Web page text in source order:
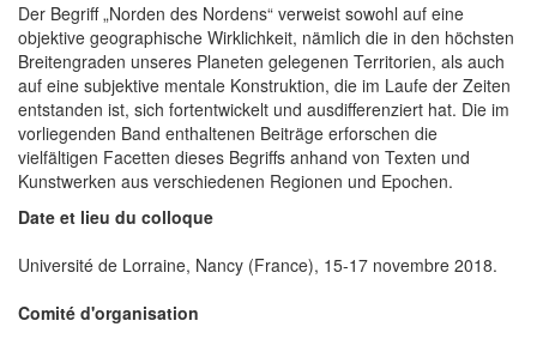
Der Begriff „Norden des Nordens“ verweist sowohl auf eine
objektive geographische Wirklichkeit, nämlich die in den höchsten
Breitengraden unseres Planeten gelegenen Territorien, als auch
auf eine subjektive mentale Konstruktion, die im Laufe der Zeiten
entstanden ist, sich fortentwickelt und ausdifferenziert hat. Die im
vorliegenden Band enthaltenen Beiträge erforschen die
vielfältigen Facetten dieses Begriffs anhand von Texten und
Kunstwerken aus verschiedenen Regionen und Epochen.
Date et lieu du colloque
Université de Lorraine, Nancy (France), 15-17 novembre 2018.
Comité d'organisation